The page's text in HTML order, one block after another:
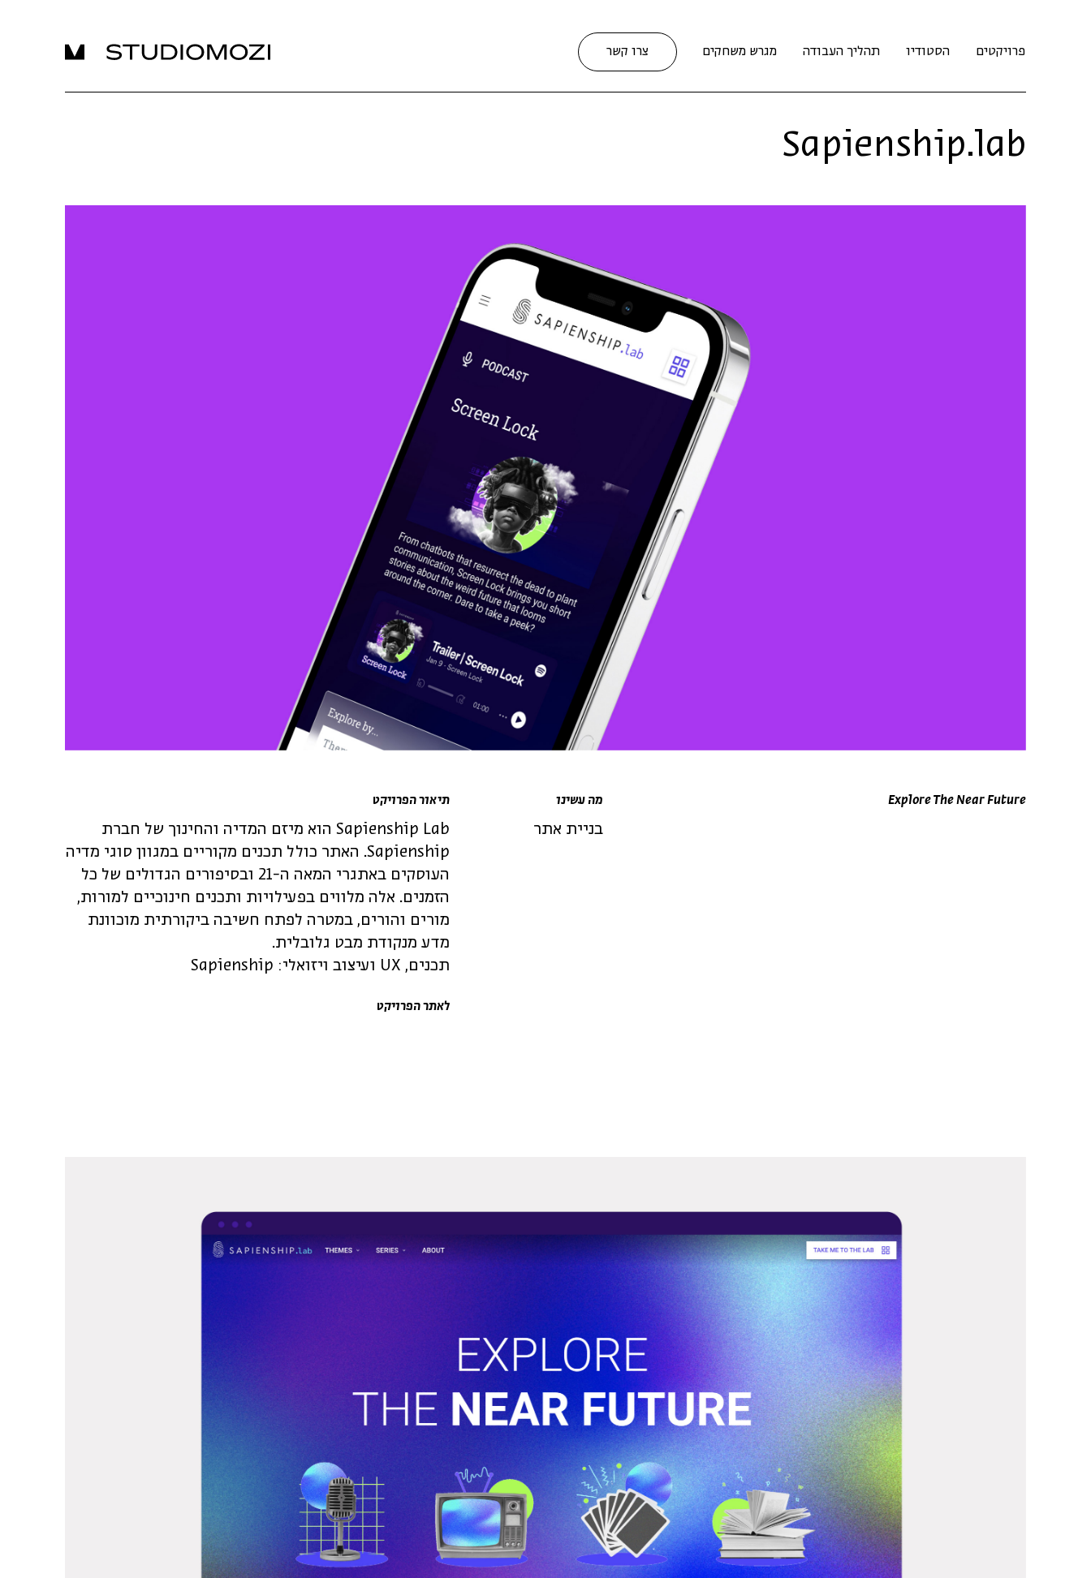
פרויקטים הסטודיו תהליך העבודה מגרש משחקים צרו קשר
Sapienship.lab
Explore The Near Future מה עשינו
בניית אתר
תיאור הפרויקט
Sapienship Lab הוא מיזם המדיה והחינוך של חברת
Sapienship. האתר כולל תכנים מקוריים במגוון סוגי מדיה
העוסקים באתגרי המאה ה-21 ובסיפורים הגדולים של כל
הזמנים. אלה מלווים בפעילויות ותכנים חינוכיים למורות,
מורים והורים, במטרה לפתח חשיבה ביקורתית מוכוונת
מדע מנקודת מבט גלובלית.
תכנים, UX ועיצוב ויזואלי: Sapienship
לאתר הפרויקט